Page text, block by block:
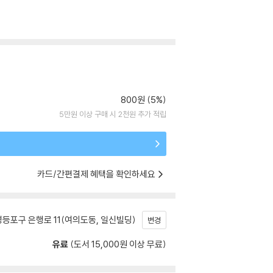
800원 (5%)
5만원 이상 구매 시 2천원 추가 적립
카드/간편결제 혜택을 확인하세요
포구 은행로 11(여의도동, 일신빌딩) 변경
유료 (도서 15,000원 이상 무료)